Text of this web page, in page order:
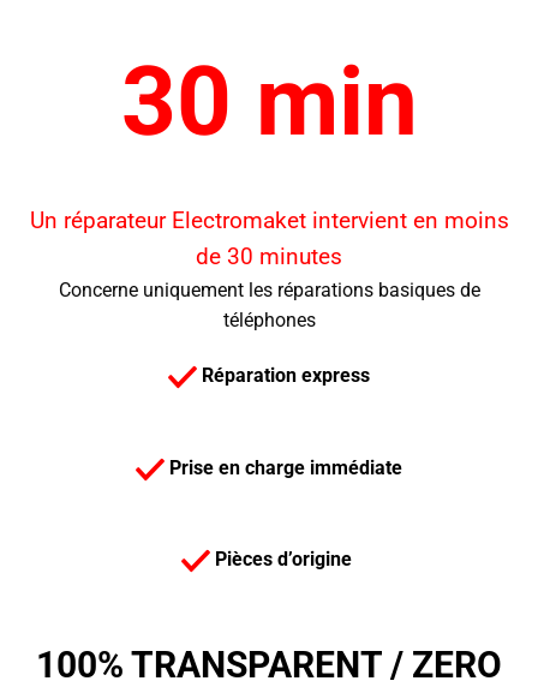
30 min
Un réparateur Electromaket intervient en moins
de 30 minutes
Concerne uniquement les réparations basiques de
téléphones
Réparation express
Prise en charge immédiate
Pièces d’origine
100% TRANSPARENT / ZERO